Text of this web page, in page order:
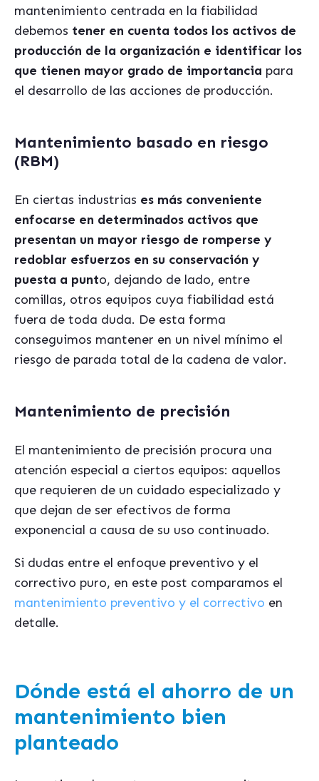
mantenimiento centrada en la fiabilidad
debemos tener en cuenta todos los activos de
producción de la organización e identificar los
que tienen mayor grado de importancia para
el desarrollo de las acciones de producción.
Mantenimiento basado en riesgo
(RBM)
En ciertas industrias es más conveniente
enfocarse en determinados activos que
presentan un mayor riesgo de romperse y
redoblar esfuerzos en su conservación y
puesta a punto, dejando de lado, entre
comillas, otros equipos cuya fiabilidad está
fuera de toda duda. De esta forma
conseguimos mantener en un nivel mínimo el
riesgo de parada total de la cadena de valor.
Mantenimiento de precisión
El mantenimiento de precisión procura una
atención especial a ciertos equipos: aquellos
que requieren de un cuidado especializado y
que dejan de ser efectivos de forma
exponencial a causa de su uso continuado.
Si dudas entre el enfoque preventivo y el
correctivo puro, en este post comparamos el
mantenimiento preventivo y el correctivo en
detalle.
Dónde está el ahorro de un
mantenimiento bien
planteado